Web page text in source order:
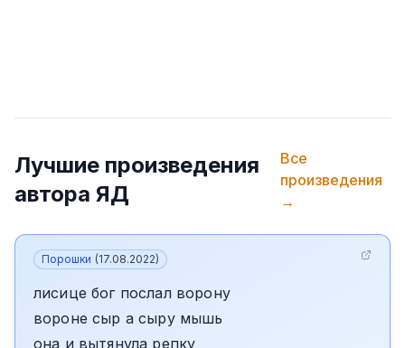
Лучшие произведения
автора ЯД
Все
произведения
→
Порошки (17.08.2022)
лисице бог послал ворону
вороне сыр а сыру мышь
она и вытянула репку